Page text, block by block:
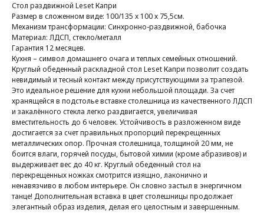
Стол раздвижной Leset Капри
Размер в сложенном виде: 100/135 x 100 х 75,5см.
Механизм трансформации: Синхронно-раздвижной, бабочка
Материал: ЛДСП, стекло/металл
Гарантия 12 месяцев.
Кухня – символ домашнего очага и теплых семейных отношений.
Круглый обеденный раскладной стол Leset Капри позволит создать
невидимый и тесный контакт между присутствующими за трапезой.
Это идеальное решение для кухни небольшой площади. За счет
хранящейся в подстолье вставке столешница из качественного ЛДСП
и закалённого стекла легко раздвигается, увеличивая
вместительность до 6 человек. Устойчивость в разложенном виде
достигается за счет правильных пропорций перекрещенных
металлических опор. Прочная столешница, толщиной 20 мм, не
боится влаги, горячей посуды, бытовой химии (кроме абразивов) и
выдерживает вес до 40 кг. Круглый обеденный стол на
перекрещенных ножках смотрится изящно, лаконично и
ненавязчиво в любом интерьере. Он словно застыл в энергичном
танце! Дополнительная вставка в цвет столешницы продолжает
элегантный образ изделия, делая его целостным и завершенным.